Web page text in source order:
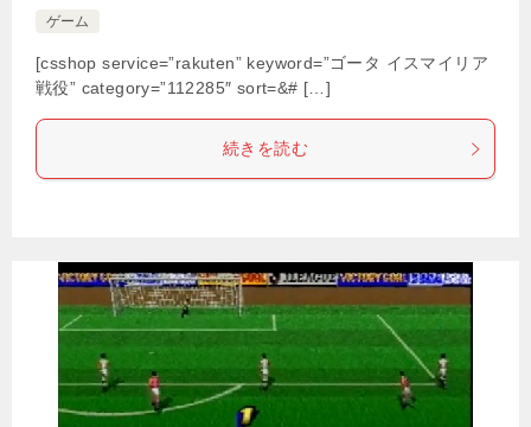
ゲーム
[csshop service=”rakuten” keyword=”ゴータ イスマイリア
戦役” category=”112285″ sort=&# […]
続きを読む